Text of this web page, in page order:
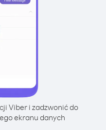
Viber i zadzwonić do
ekranu danych